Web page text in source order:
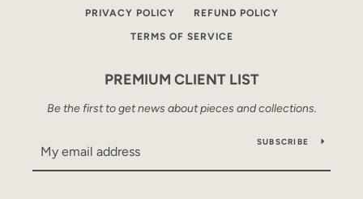
PRIVACY POLICY REFUND POLICY
TERMS OF SERVICE
PREMIUM CLIENT LIST
Be the first to get news about pieces and collections.
SUBSCRIBE